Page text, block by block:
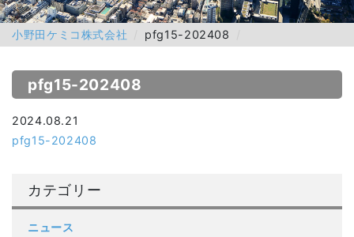
小野田ケミコ株式会社 pfg15-202408
pfg15-202408
2024.08.21
pfg15-202408
カテゴリー
ニュース